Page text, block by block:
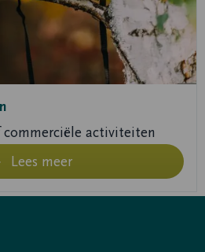
activiteiten
Lees meer